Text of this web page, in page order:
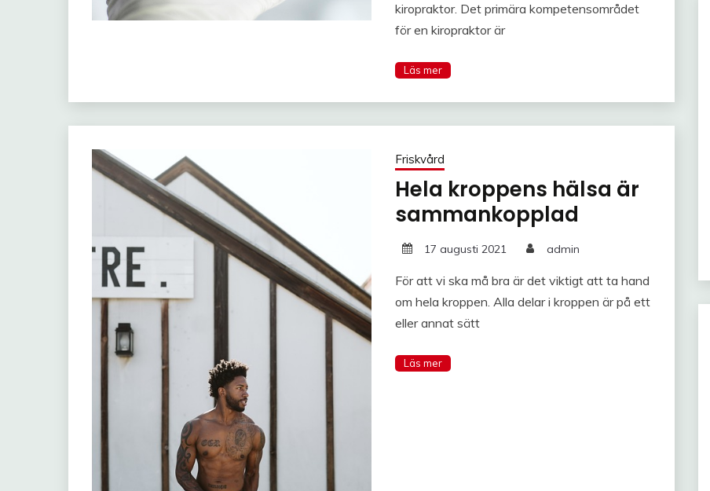
kiropraktor. Det primära kompetensområdet
för en kiropraktor är
Friskvård
Hela kroppens hälsa är
sammankopplad
17 augusti 2021 admin
För att vi ska må bra är det viktigt att ta hand
om hela kroppen. Alla delar i kroppen är på ett
eller annat sätt